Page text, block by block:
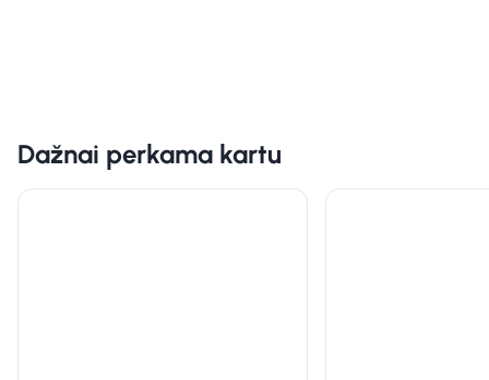
Dažnai perkama kartu